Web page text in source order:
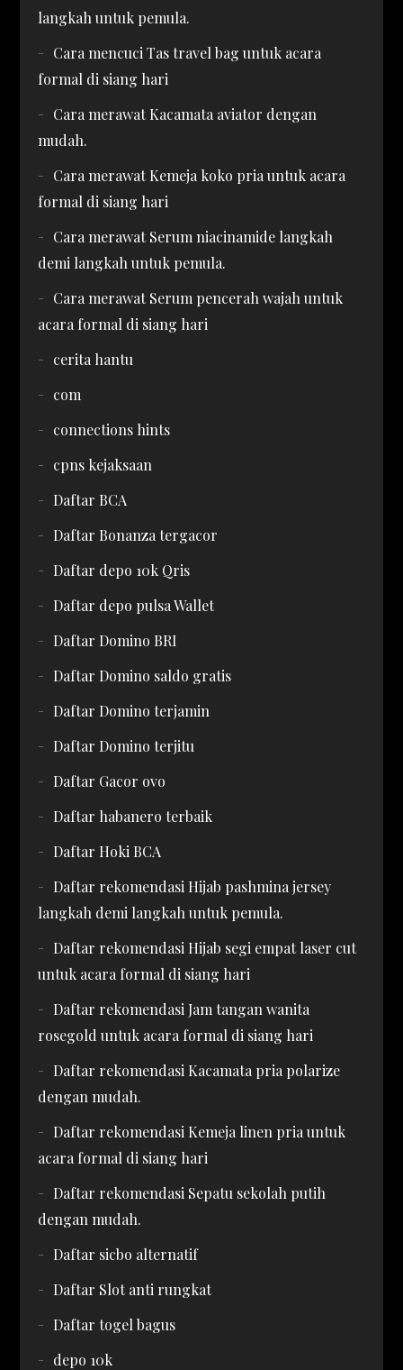
langkah untuk pemula.
Cara mencuci Tas travel bag untuk acara
formal di siang hari
Cara merawat Kacamata aviator dengan
mudah.
Cara merawat Kemeja koko pria untuk acara
formal di siang hari
Cara merawat Serum niacinamide langkah
demi langkah untuk pemula.
Cara merawat Serum pencerah wajah untuk
acara formal di siang hari
cerita hantu
com
connections hints
cpns kejaksaan
Daftar BCA
Daftar Bonanza tergacor
Daftar depo 10k Qris
Daftar depo pulsa Wallet
Daftar Domino BRI
Daftar Domino saldo gratis
Daftar Domino terjamin
Daftar Domino terjitu
Daftar Gacor ovo
Daftar habanero terbaik
Daftar Hoki BCA
Daftar rekomendasi Hijab pashmina jersey
langkah demi langkah untuk pemula.
Daftar rekomendasi Hijab segi empat laser cut
untuk acara formal di siang hari
Daftar rekomendasi Jam tangan wanita
rosegold untuk acara formal di siang hari
Daftar rekomendasi Kacamata pria polarize
dengan mudah.
Daftar rekomendasi Kemeja linen pria untuk
acara formal di siang hari
Daftar rekomendasi Sepatu sekolah putih
dengan mudah.
Daftar sicbo alternatif
Daftar Slot anti rungkat
Daftar togel bagus
depo 10k